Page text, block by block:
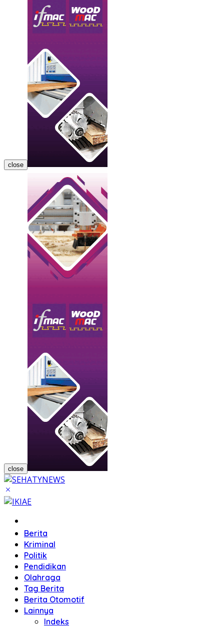
close
close
Berita
Kriminal
Politik
Pendidikan
Olahraga
Tag Berita
Berita Otomotif
Lainnya
Indeks